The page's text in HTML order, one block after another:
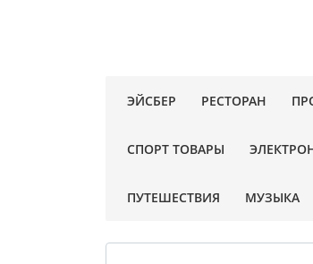
ЭЙСБЕР РЕСТОРАН
СПОРТ ТОВАРЫ
ПУТЕШЕСТВИЯ МУЗЫКА